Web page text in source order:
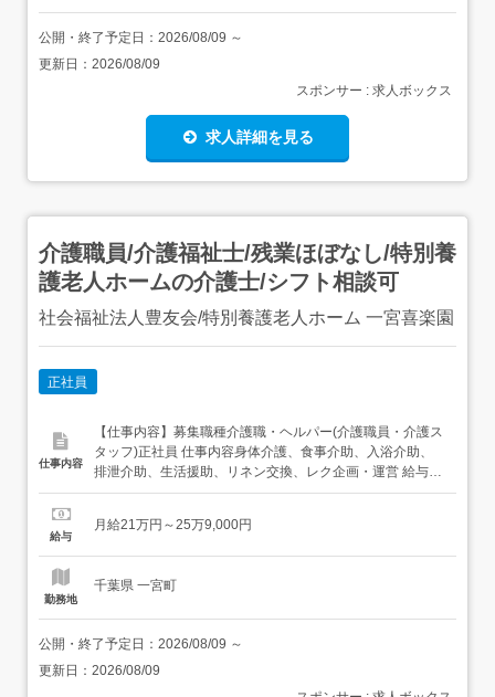
公開・終了予定日： 2026/08/09 ～
更新日： 2026/08/09
スポンサー : 求人ボックス
求人詳細を見る
介護職員/介護福祉士/残業ほぼなし/特別養
護老人ホームの介護士/シフト相談可
社会福祉法人豊友会/特別養護老人ホーム 一宮喜楽園
正社員
仕事内容
【仕事内容】募集職種介護職・ヘルパー(介護職員・介護ス
タッフ)正社員 仕事内容身体介護、食事介助、入浴介助、
排泄介助、生活援助、リネン交換、レク企画・運営 給与・
手当<給与>月給210,000〜259,000円<基本給>146,000円<
地域手当:17,000円処遇改善手当:46,000円職務手当...
給与
月給21万円～25万9,000円
勤務地
千葉県 一宮町
公開・終了予定日： 2026/08/09 ～
更新日： 2026/08/09